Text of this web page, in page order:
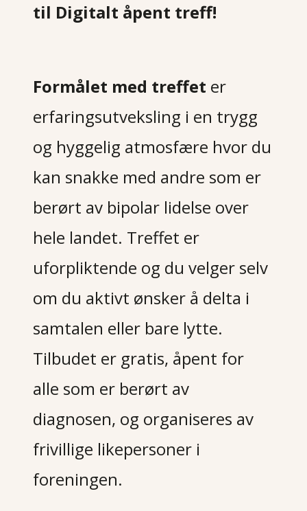
til Digitalt åpent treff!
Formålet med treffet er
erfaringsutveksling i en trygg
og hyggelig atmosfære hvor du
kan snakke med andre som er
berørt av bipolar lidelse over
hele landet. Treffet er
uforpliktende og du velger selv
om du aktivt ønsker å delta i
samtalen eller bare lytte.
Tilbudet er gratis, åpent for
alle som er berørt av
diagnosen, og organiseres av
frivillige likepersoner i
foreningen.